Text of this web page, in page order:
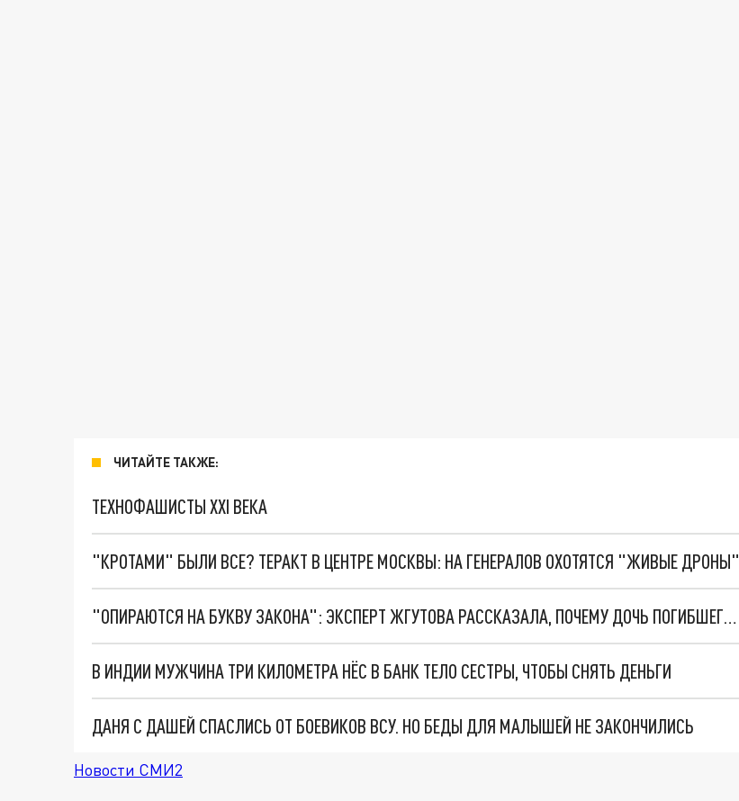
ЧИТАЙТЕ ТАКЖЕ:
ТЕХНОФАШИСТЫ XXI ВЕКА
"КРОТАМИ" БЫЛИ ВСЕ? ТЕРАКТ В ЦЕНТРЕ МОСКВЫ: НА ГЕНЕРАЛОВ ОХОТЯТСЯ "ЖИВЫЕ ДРОНЫ"
"ОПИРАЮТСЯ НА БУКВУ ЗАКОНА": ЭКСПЕРТ ЖГУТОВА РАССКАЗАЛА, ПОЧЕМУ ДОЧЬ ПОГИБШЕГО БОЙЦА СВО НЕ ОТДАЮТ ПРАБАБУШКЕ
В ИНДИИ МУЖЧИНА ТРИ КИЛОМЕТРА НЁС В БАНК ТЕЛО СЕСТРЫ, ЧТОБЫ СНЯТЬ ДЕНЬГИ
ДАНЯ С ДАШЕЙ СПАСЛИСЬ ОТ БОЕВИКОВ ВСУ. НО БЕДЫ ДЛЯ МАЛЫШЕЙ НЕ ЗАКОНЧИЛИСЬ
Новости СМИ2